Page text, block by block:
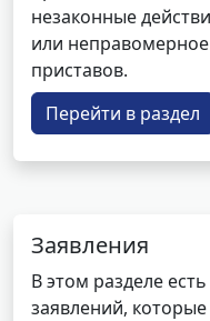
незаконные
или
приставов.
Перейти в раздел
Заявления
В этом разделе
заявлений,